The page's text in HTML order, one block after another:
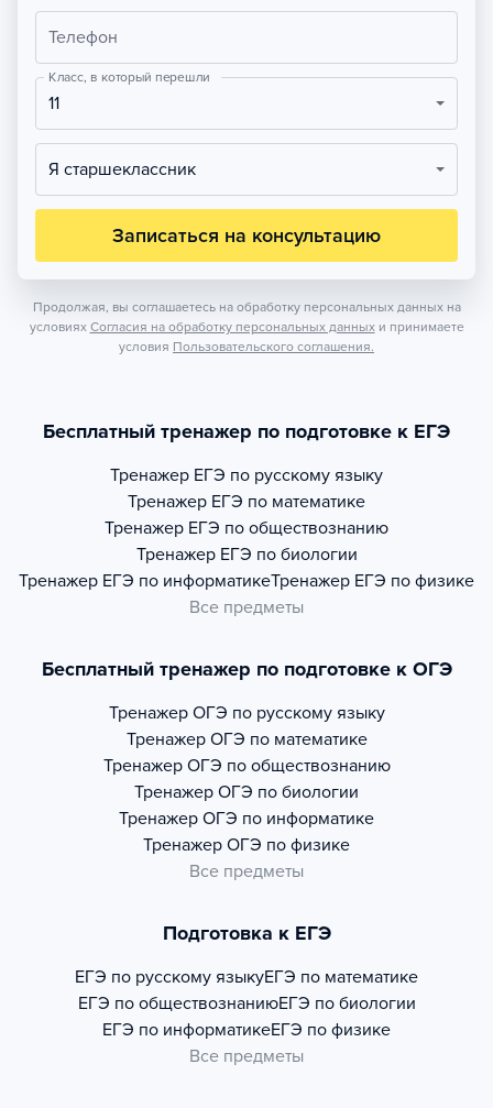
Телефон
Класс, в который перешли
11
Я старшеклассник
Записаться на консультацию
Продолжая, вы соглашаетесь на обработку персональных данных на
условиях Согласия на обработку персональных данных и принимаете
условия Пользовательского соглашения.
Бесплатный тренажер по подготовке к ЕГЭ
Тренажер ЕГЭ по русскому языку
Тренажер ЕГЭ по математике
Тренажер ЕГЭ по обществознанию
Тренажер ЕГЭ по биологии
Тренажер ЕГЭ по информатикеТренажер ЕГЭ по физике
Все предметы
Бесплатный тренажер по подготовке к ОГЭ
Тренажер ОГЭ по русскому языку
Тренажер ОГЭ по математике
Тренажер ОГЭ по обществознанию
Тренажер ОГЭ по биологии
Тренажер ОГЭ по информатике
Тренажер ОГЭ по физике
Все предметы
Подготовка к ЕГЭ
ЕГЭ по русскому языкуЕГЭ по математике
ЕГЭ по обществознаниюЕГЭ по биологии
ЕГЭ по информатикеЕГЭ по физике
Все предметы